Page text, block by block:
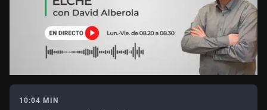
10:04 MIN